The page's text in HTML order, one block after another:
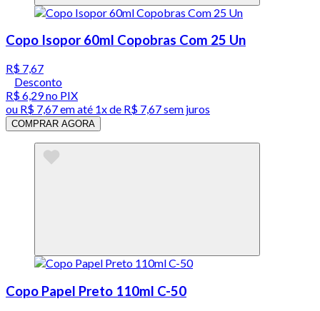
Copo Isopor 60ml Copobras Com 25 Un
R$ 7,67
Desconto
R$ 6,29no PIX
ou R$ 7,67em até 1x de R$ 7,67sem juros
COMPRAR AGORA
Copo Papel Preto 110ml C-50